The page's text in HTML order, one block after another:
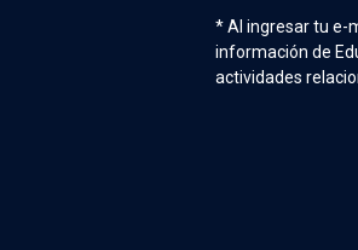
* Al ingresar tu e-
información de
actividades